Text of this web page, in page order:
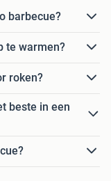
barbecue?
te warmen?
roken?
beste in een